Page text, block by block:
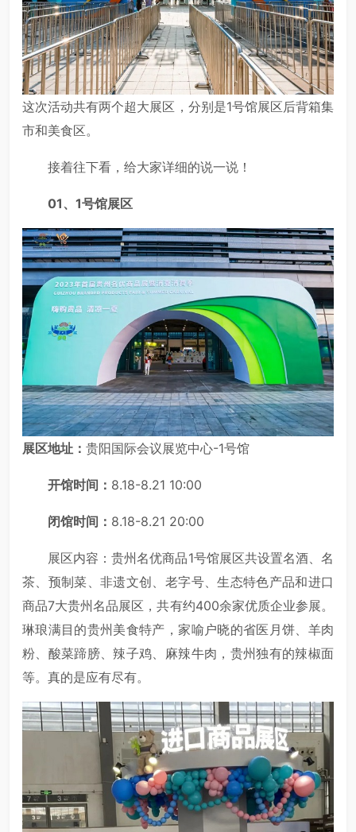
这次活动共有两个超大展区，分别是1号馆展区后背箱集
市和美食区。
接着往下看，给大家详细的说一说！
01、1号馆展区
展区地址： 贵阳国际会议展览中心-1号馆
开馆时间： 8.18-8.21 10:00
闭馆时间： 8.18-8.21 20:00
展区内容：贵州名优商品1号馆展区共设置名酒、名
茶、预制菜、非遗文创、老字号、生态特色产品和进口
商品7大贵州名品展区，共有约400余家优质企业参展。
琳琅满目的贵州美食特产，家喻户晓的省医月饼、羊肉
粉、酸菜蹄膀、辣子鸡、麻辣牛肉，贵州独有的辣椒面
等。真的是应有尽有。